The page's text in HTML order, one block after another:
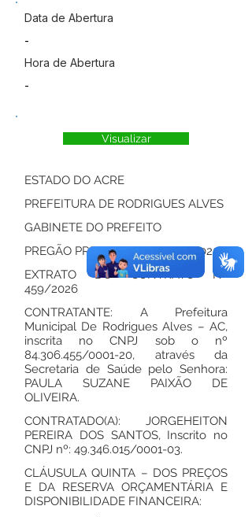
Data de Abertura
-
Hora de Abertura
-
Visualizar
ESTADO DO ACRE
PREFEITURA DE RODRIGUES ALVES
GABINETE DO PREFEITO
PREGÃO PRESENCIAL Nº 021/2025
EXTRATO DO CONTRATO Nº
459/2026
CONTRATANTE: A Prefeitura
Municipal De Rodrigues Alves – AC,
inscrita no CNPJ sob o nº
84.306.455/0001-20, através da
Secretaria de Saúde pelo Senhora:
PAULA SUZANE PAIXÃO DE
OLIVEIRA.
CONTRATADO(A): JORGEHEITON
PEREIRA DOS SANTOS, Inscrito no
CNPJ nº: 49.346.015/0001-03.
CLÁUSULA QUINTA – DOS PREÇOS
E DA RESERVA ORÇAMENTÁRIA E
DISPONIBILIDADE FINANCEIRA: